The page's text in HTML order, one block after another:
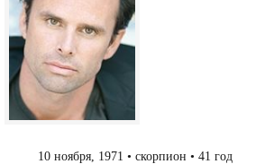
10 ноября, 1971 • скорпион • 41 год